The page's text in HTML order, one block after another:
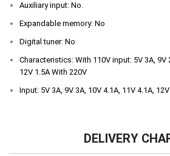
Auxiliary input: No.
Expandable memory: No
Digital tuner: No
Characteristics: With 110V input: 5V 3A, 9V
12V 1.5A With 220V
Input: 5V 3A, 9V 3A, 10V 4.1A, 11V 4.1A,
DELIVERY